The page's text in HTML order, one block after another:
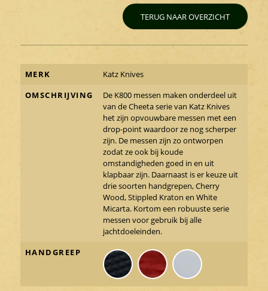
TERUG NAAR OVERZICHT
MERK
Katz Knives
OMSCHRIJVING
De K800 messen maken onderdeel uit
van de Cheeta serie van Katz Knives
het zijn opvouwbare messen met een
drop-point waardoor ze nog scherper
zijn. De messen zijn zo ontworpen
zodat ze ook bij koude
omstandigheden goed in en uit
klapbaar zijn. Daarnaast is er keuze uit
drie soorten handgrepen, Cherry
Wood, Stippled Kraton en White
Micarta. Kortom een robuuste serie
messen voor gebruik bij alle
jachtdoeleinden.
HANDGREEP